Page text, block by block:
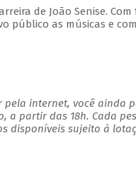
de João Senise. Com
público as músicas e
internet, você ainda
a partir das 18h. Cada
disponíveis sujeito à